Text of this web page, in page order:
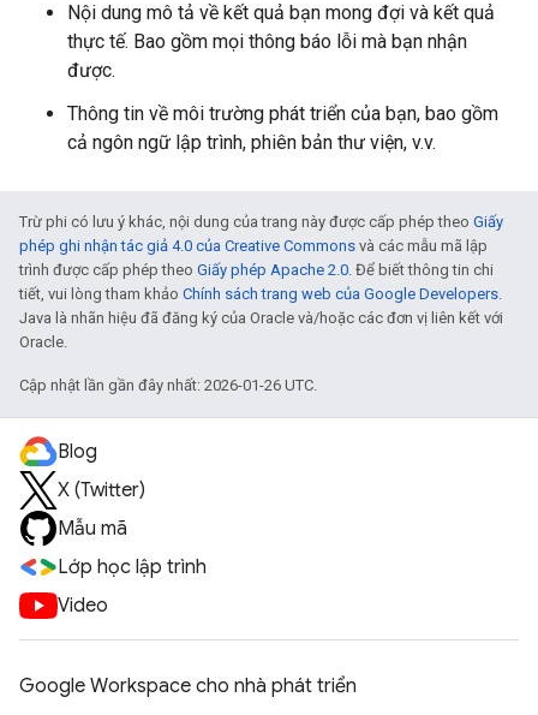
Nội dung mô tả về kết quả bạn mong đợi và kết quả
thực tế. Bao gồm mọi thông báo lỗi mà bạn nhận
được.
Thông tin về môi trường phát triển của bạn, bao gồm
cả ngôn ngữ lập trình, phiên bản thư viện, v.v.
Trừ phi có lưu ý khác, nội dung của trang này được cấp phép theo Giấy
phép ghi nhận tác giả 4.0 của Creative Commons và các mẫu mã lập
trình được cấp phép theo Giấy phép Apache 2.0. Để biết thông tin chi
tiết, vui lòng tham khảo Chính sách trang web của Google Developers.
Java là nhãn hiệu đã đăng ký của Oracle và/hoặc các đơn vị liên kết với
Oracle.
Cập nhật lần gần đây nhất: 2026-01-26 UTC.
Blog
X (Twitter)
Mẫu mã
Lớp học lập trình
Video
Google Workspace cho nhà phát triển